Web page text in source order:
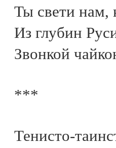
Ты свети нам,
Из глубин
Звонкой
***
Тенисто-